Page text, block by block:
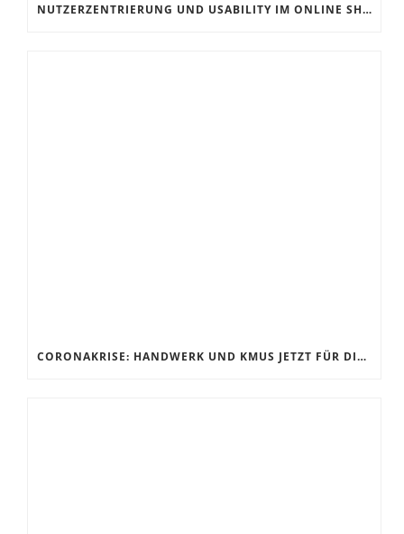
NUTZERZENTRIERUNG UND USABILITY IM ONLINE SHOP
CORONAKRISE: HANDWERK UND KMUS JETZT FÜR DIE ZUKUNFT RÜSTEN